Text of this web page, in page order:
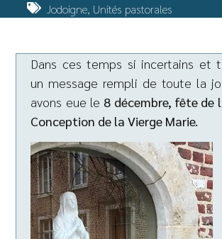
Jodoigne, Unités pastorales
Dans ces temps si incertains et
un message rempli de toute la
avons eue le 8 décembre, fête de
Conception de la Vierge Marie.